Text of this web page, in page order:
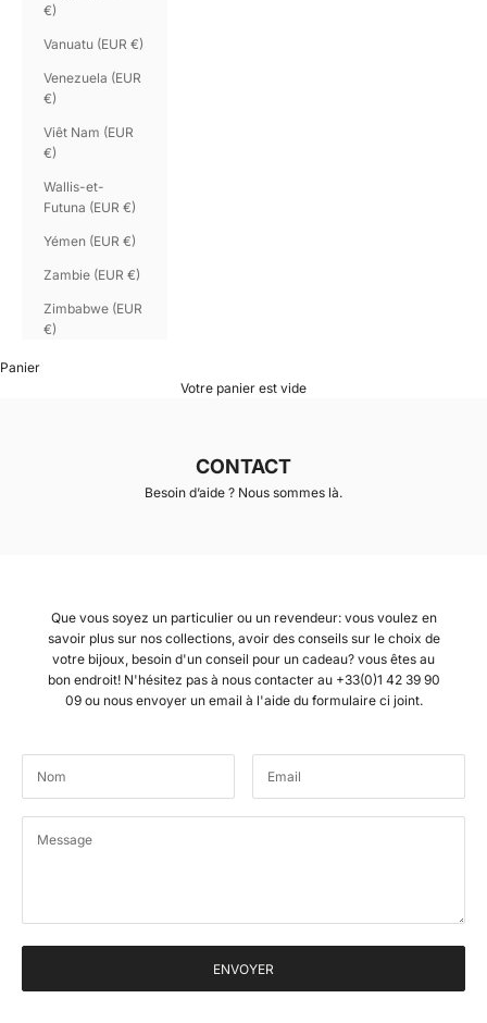
€)
Vanuatu (EUR €)
Venezuela (EUR
€)
Viêt Nam (EUR
€)
Wallis-et-
Futuna (EUR €)
Yémen (EUR €)
Zambie (EUR €)
Zimbabwe (EUR
€)
Panier
Votre panier est vide
CONTACT
Besoin d’aide ? Nous sommes là.
Que vous soyez un particulier ou un revendeur: vous voulez en
savoir plus sur nos collections, avoir des conseils sur le choix de
votre bijoux, besoin d'un conseil pour un cadeau? vous êtes au
bon endroit! N'hésitez pas à nous contacter au +33(0)1 42 39 90
09 ou nous envoyer un email à l'aide du formulaire ci joint.
ENVOYER